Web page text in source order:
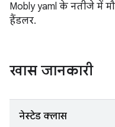
Mobly yaml के नतीजे में
हैंडलर.
खास जानकारी
नेस्टेड क्लास